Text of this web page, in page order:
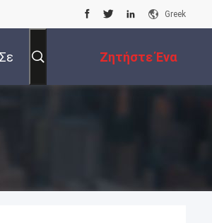
Greek
Ζητήστε Ένα
Απόσπασμα